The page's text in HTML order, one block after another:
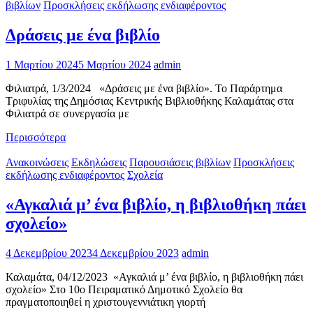
βιβλίων Προσκλήσεις εκδήλωσης ενδιαφέροντος
Δράσεις με ένα βιβλίο
1 Μαρτίου 20245 Μαρτίου 2024 admin
Φιλιατρά, 1/3/2024 «Δράσεις με ένα βιβλίο». Το Παράρτημα
Τριφυλίας της Δημόσιας Κεντρικής Βιβλιοθήκης Καλαμάτας στα
Φιλιατρά σε συνεργασία με
Περισσότερα
Ανακοινώσεις Εκδηλώσεις Παρουσιάσεις βιβλίων Προσκλήσεις
εκδήλωσης ενδιαφέροντος Σχολεία
«Αγκαλιά μ’ ένα βιβλίο, η βιβλιοθήκη πάει
σχολείο»
4 Δεκεμβρίου 20234 Δεκεμβρίου 2023 admin
Καλαμάτα, 04/12/2023 «Αγκαλιά μ’ ένα βιβλίο, η βιβλιοθήκη πάει
σχολείο» Στο 10ο Πειραματικό Δημοτικό Σχολείο θα
πραγματοποιηθεί η χριστουγεννιάτικη γιορτή